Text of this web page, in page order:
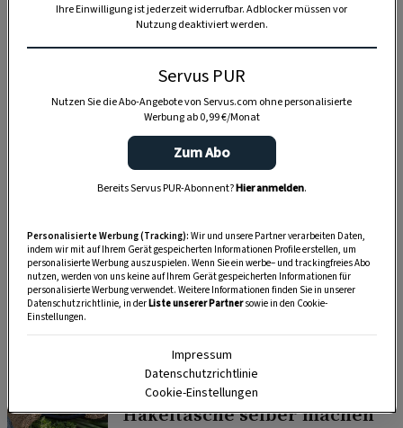
SELBERMACHEN
Häkeltasche selber machen
SELBERMACHEN
Duftende Dekoideen für alle Sinne – mit
Salbei
Ihre Einwilligung ist jederzeit widerrufbar. Adblocker müssen vor
Nutzung deaktiviert werden.
Servus PUR
Nutzen Sie die Abo-Angebote von Servus.com ohne personalisierte
Werbung ab 0,99 €/Monat
Zum Abo
Bereits Servus PUR-Abonnent?Hier anmelden.
Personalisierte Werbung (Tracking): Wir und unsere Partner verarbeiten Daten,
indem wir mit auf Ihrem Gerät gespeicherten Informationen Profile erstellen, um
personalisierte Werbung auszuspielen. Wenn Sie ein werbe– und trackingfreies Abo
nutzen, werden von uns keine auf Ihrem Gerät gespeicherten Informationen für
personalisierte Werbung verwendet. Weitere Informationen finden Sie in unserer
Datenschutzrichtlinie, in derListe unserer Partnersowie in den Cookie-
Einstellungen.
Impressum
Datenschutzrichtlinie
Cookie-Einstellungen